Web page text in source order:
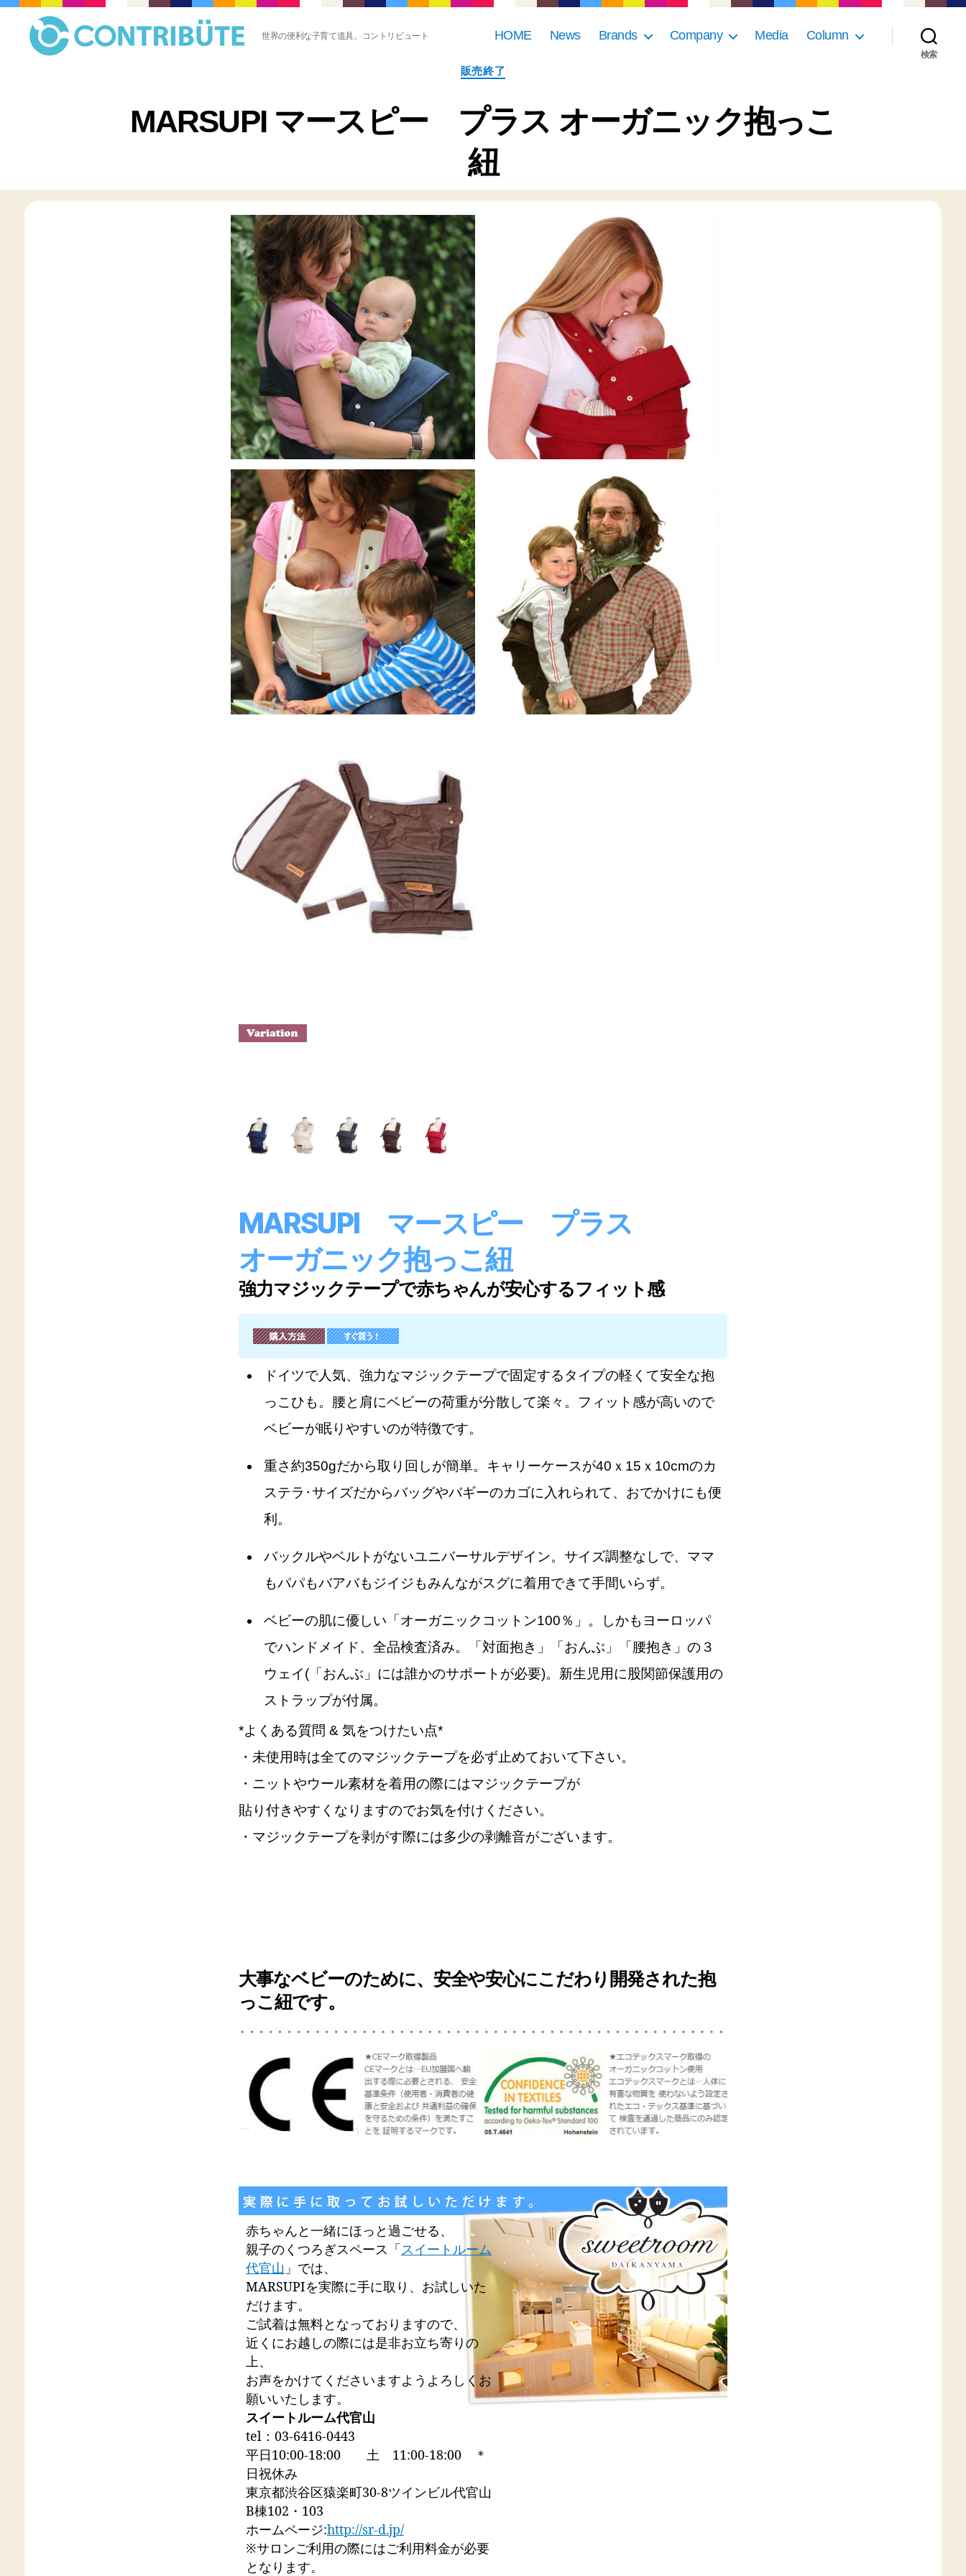
ュ
ー
世界の便利な子育て道具。コントリビュート HOME News Brands Company Media Column
検索
カ
テ
リ
ー
販売終了
MARSUPI マースピー プラス オーガニック抱っこ
紐
MARSUPI マースピー プラス
オーガニック抱っこ紐
強力マジックテープで赤ちゃんが安心するフィット感
ドイツで人気、強力なマジックテープで固定するタイプの軽くて安全な抱
っこひも。腰と肩にベビーの荷重が分散して楽々。フィット感が高いので
ベビーが眠りやすいのが特徴です。
重さ約350gだから取り回しが簡単。キャリーケースが40ｘ15ｘ10cmのカ
ステラ･サイズだからバッグやバギーのカゴに入れられて、おでかけにも便
利。
バックルやベルトがないユニバーサルデザイン。サイズ調整なしで、ママ
もパパもバアバもジイジもみんながスグに着用できて手間いらず。
ベビーの肌に優しい「オーガニックコットン100％」。しかもヨーロッパ
でハンドメイド、全品検査済み。「対面抱き」「おんぶ」「腰抱き」の３
ウェイ(「おんぶ」には誰かのサポートが必要)。新生児用に股関節保護用の
ストラップが付属。
*よくある質問 & 気をつけたい点*
・未使用時は全てのマジックテープを必ず止めておいて下さい。
・ニットやウール素材を着用の際にはマジックテープが
貼り付きやすくなりますのでお気を付けください。
・マジックテープを剥がす際には多少の剥離音がございます。
大事なベビーのために、安全や安心にこだわり開発された抱
っこ紐です。
赤ちゃんと一緒にほっと過ごせる、
親子のくつろぎスペース「 スイートルーム
代官山 」では、
MARSUPIを実際に手に取り、お試しいた
だけます。
ご試着は無料となっておりますので、
近くにお越しの際には是非お立ち寄りの
上、
お声をかけてくださいますようよろしくお
願いいたします。
スイートルーム代官山
tel：03-6416-0443
平日10:00-18:00 土 11:00-18:00 ＊
日祝休み
東京都渋谷区猿楽町30-8ツインビル代官山
B棟102・103
ホームページ:http://sr-d.jp/
※サロンご利用の際にはご利用料金が必要
となります。